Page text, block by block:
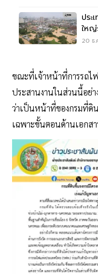
ประ
ให
20 ธ.
ขณะที่เจ้าหน้าที่การรถไ
ประสานงานในส่วนนี้อย่า
ว่าเป็นหน้าที่ของกรมที่ดิ
เฉพาะขั้นตอนด้านเอกส